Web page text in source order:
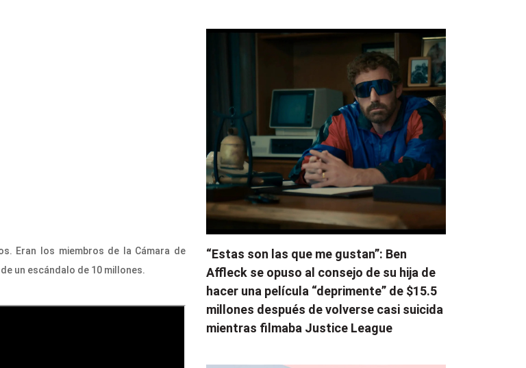
Eran los miembros de la Cámara de
un escándalo de 10 millones.
“Estas son las que me gustan”: Ben
Affleck se opuso al consejo de su hija de
hacer una película “deprimente” de $15.5
millones después de volverse casi suicida
mientras filmaba Justice League